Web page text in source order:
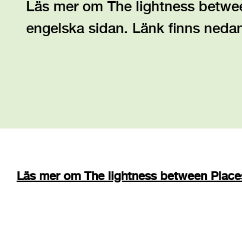
Läs mer om The lightness
engelska sidan. Länk finns
Läs mer om The lightness between